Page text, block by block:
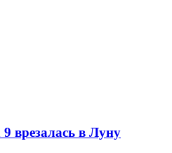
врезалась в Луну